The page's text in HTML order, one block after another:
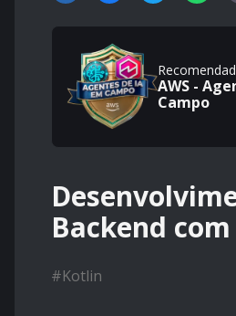
AWS -
Campo
Backend
#Kotlin